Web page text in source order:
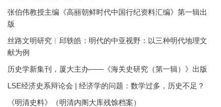
张伯伟教授主编《高丽朝鲜时代中国行纪资料汇编》第一辑出
版
丝路文明研究︱邱轶皓：明代的中亚视野：以三种明代地理文
献为例
历史学新集刊，厦大主办——《海关史研究（第一辑）》出版
LSE经济史系辩论会 | 经济学的问题：数学过多，历史不足？
《明清史料》（明清内阁大库残馀档案）